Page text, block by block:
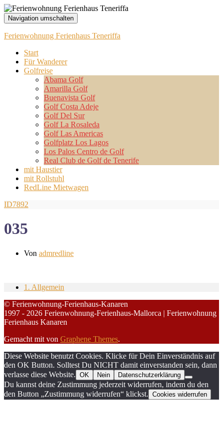
Navigation umschalten
Ferienwohnung Ferienhaus Teneriffa
Start
Für Wanderer
Golfreise
Abama Golf
Amarilla Golf
Buenavista Golf
Golf Costa Adeje
Golf Del Sur
Golf La Rosaleda
Golf Las Americas
Golfplatz Los Lagos
Los Palos Centro de Golf
Real Club de Golf de Tenerife
mit Haustier
mit Rollstuhl
RedLine Mietwagen
ID7892
035
Von admredline
1. Allgemein
© Ferienwohnung-Ferienhaus-Kanaren
1997 - 2026 Ferienwohnung-Ferienhaus-Mallorca | Ferienwohnung
Ferienhaus Kanaren
Gemacht mit von Graphene Themes.
Diese Website benutzt Cookies. Klicke für Dein Einverständnis auf
den OK Button. Solltest Du NICHT damit einverstanden sein, dann
verlasse diese Website. OK Nein Datenschutzerklärung
Du kannst deine Zustimmung jederzeit widerrufen, indem du den
den Button „Zustimmung widerrufen“ klickst. Cookies widerrufen